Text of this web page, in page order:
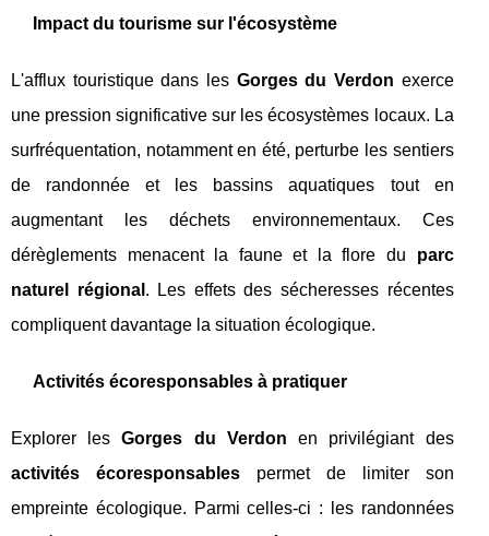
Impact du tourisme sur l'écosystème
L'afflux touristique dans les Gorges du Verdon exerce
une pression significative sur les écosystèmes locaux. La
surfréquentation, notamment en été, perturbe les sentiers
de randonnée et les bassins aquatiques tout en
augmentant les déchets environnementaux. Ces
dérèglements menacent la faune et la flore du parc
naturel régional . Les effets des sécheresses récentes
compliquent davantage la situation écologique.
Activités écoresponsables à pratiquer
Explorer lesGorges du Verdon en privilégiant des
activités écoresponsablespermet de limiter son
empreinte écologique. Parmi celles-ci : les randonnées